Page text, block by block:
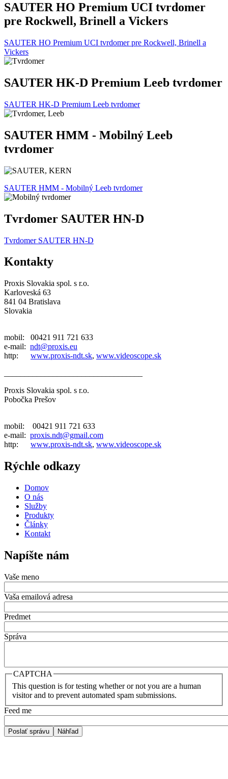
SAUTER HO Premium UCI tvrdomer
pre Rockwell, Brinell a Vickers
SAUTER HO Premium UCI tvrdomer pre Rockwell, Brinell a
Vickers
SAUTER HK-D Premium Leeb tvrdomer
SAUTER HK-D Premium Leeb tvrdomer
SAUTER HMM - Mobilný Leeb
tvrdomer
SAUTER HMM - Mobilný Leeb tvrdomer
Tvrdomer SAUTER HN-D
Tvrdomer SAUTER HN-D
Kontakty
Proxis Slovakia spol. s r.o.
Karloveská 63
841 04 Bratislava
Slovakia
mobil: 00421 911 721 633
e-mail: ndt@proxis.eu
http: www.proxis-ndt.sk, www.videoscope.sk
Proxis Slovakia spol. s r.o.
Pobočka Prešov
mobil: 00421 911 721 633
e-mail: proxis.ndt@gmail.com
http: www.proxis-ndt.sk, www.videoscope.sk
Rýchle odkazy
Domov
O nás
Služby
Produkty
Články
Kontakt
Napíšte nám
Vaše meno
Vaša emailová adresa
Predmet
Správa
CAPTCHA
This question is for testing whether or not you are a human
visitor and to prevent automated spam submissions.
Feed me
Poslať správu Náhľad